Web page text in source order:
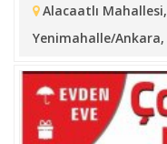
Alacaatlı
Yenimahalle/